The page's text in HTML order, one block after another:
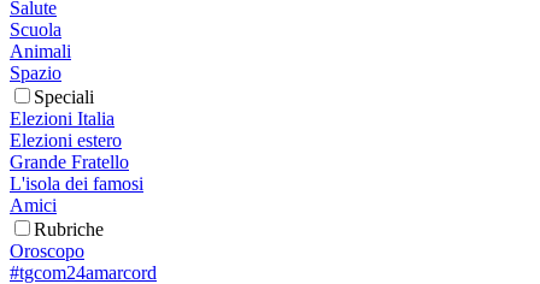
Salute
Scuola
Animali
Spazio
Speciali
Elezioni Italia
Elezioni estero
Grande Fratello
L'isola dei famosi
Amici
Rubriche
Oroscopo
#tgcom24amarcord